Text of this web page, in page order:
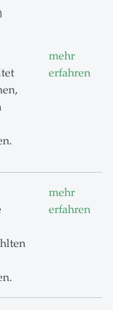
mehr
erfahren
mehr
erfahren